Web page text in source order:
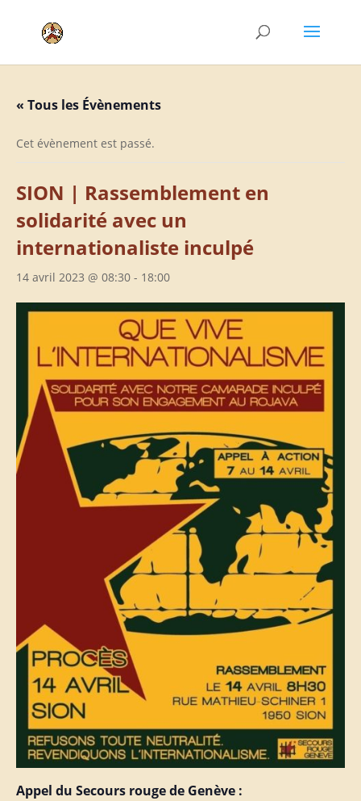
« Tous les Évènements
Cet évènement est passé.
SION | Rassemblement en
solidarité avec un
internationaliste inculpé
14 avril 2023 @ 08:30 - 18:00
Appel du Secours rouge de Genève :